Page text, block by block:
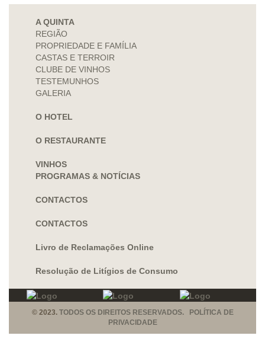
A QUINTA
REGIÃO
PROPRIEDADE E FAMÍLIA
CASTAS E TERROIR
CLUBE DE VINHOS
TESTEMUNHOS
GALERIA
O HOTEL
O RESTAURANTE
VINHOS
PROGRAMAS & NOTÍCIAS
CONTACTOS
CONTACTOS
Livro de Reclamações Online
Resolução de Litígios de Consumo
© 2023. TODOS OS DIREITOS RESERVADOS. POLÍTICA DE
PRIVACIDADE